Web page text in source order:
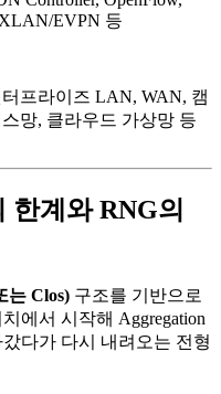
EVPN 등
프라이즈 LAN, WAN, 캠
망, 클라우드 가상망 등
한계와 RNG의
는 Clos) 구조를 기반으로
에서 시작해 Aggregation
다가 다시 내려오는 전형